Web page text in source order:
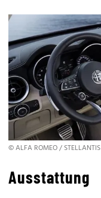
© ALFA ROMEO / STELLANTIS
Ausstattung